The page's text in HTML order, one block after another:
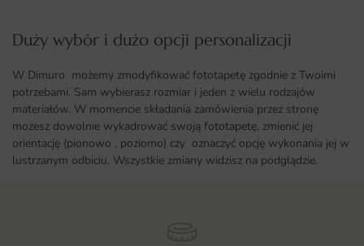
Duży wybór i dużo opcji personalizacji ​
W Dimuro możemy zmodyfikować fototapetę zgodnie z Twoimi
potrzebami. Sam wybierasz rozmiar i jeden z wielu rodzajów
materiałów. W momencie składania zamówienia przez stronę
możesz dowolnie wykadrować swoją fototapetę, zmienić jej
orientację (pionowo , poziomo) czy oznaczyć opcję wykonania jej w
lustrzanym odbiciu. Wszystkie zmiany widzisz na podglądzie.